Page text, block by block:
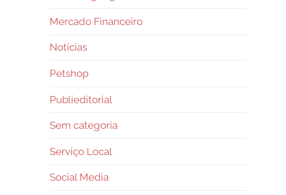
Mercado Financeiro
Notícias
Petshop
Publieditorial
Sem categoria
Serviço Local
Social Media